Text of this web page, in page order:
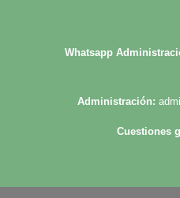
Whatsapp
Administración:
Cuestiones